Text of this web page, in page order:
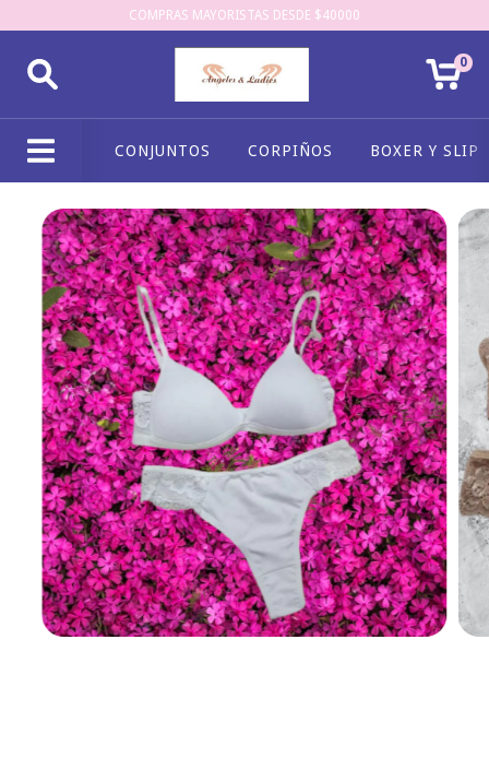
COMPRAS MAYORISTAS DESDE $40000
0
CONJUNTOS CORPIÑOS BOXER Y SLIP